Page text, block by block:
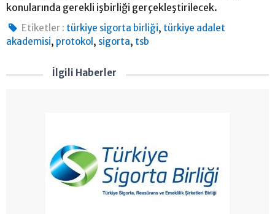
konularında gerekli işbirliği gerçekleştirilecek.
Etiketler : türkiye sigorta birliği, türkiye adalet
akademisi, protokol , sigorta, tsb
İlgili Haberler